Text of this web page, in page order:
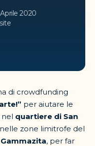
2020
di crowdfunding
per aiutare le
quartiere di San
zone limitrofe del
, per far